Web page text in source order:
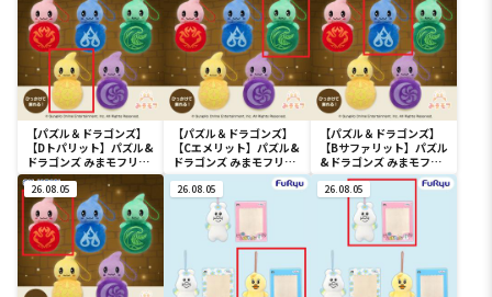
【パズル＆ドラゴンズ】
【Dトパリット】パズル&
ドラゴンズ みまモフリッ
ト マスコット
【パズル＆ドラゴンズ】
【Cエメリット】パズル&
ドラゴンズ みまモフリッ
ト マスコット
【パズル＆ドラゴンズ】
【Bサファリット】パズル
&ドラゴンズ みまモフリ
ット マスコット
26.08.05 26.08.05 26.08.05